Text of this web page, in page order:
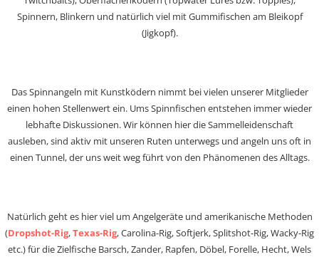
Spinnern, Blinkern und natürlich viel mit Gummifischen am Bleikopf
(Jigkopf).
Das Spinnangeln mit Kunstködern nimmt bei vielen unserer Mitglieder
einen hohen Stellenwert ein. Ums Spinnfischen entstehen immer wieder
lebhafte Diskussionen. Wir können hier die Sammelleidenschaft
ausleben, sind aktiv mit unseren Ruten unterwegs und angeln uns oft in
einen Tunnel, der uns weit weg führt von den Phänomenen des Alltags.
Natürlich geht es hier viel um Angelgeräte und amerikanische Methoden
(Dropshot-Rig,Texas-Rig, Carolina-Rig, Softjerk, Splitshot-Rig, Wacky-Rig
etc.) für die Zielfische Barsch, Zander, Rapfen, Döbel, Forelle, Hecht, Wels